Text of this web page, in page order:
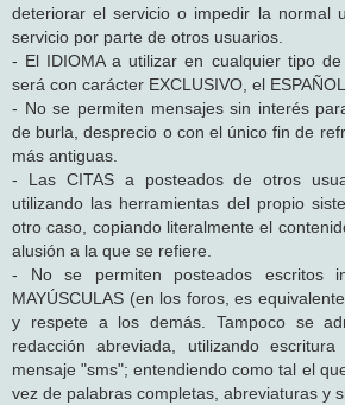
deteriorar el servicio o impedir la normal
servicio por parte de otros usuarios.
- El IDIOMA a utilizar en cualquier tipo
será con carácter EXCLUSIVO, el ESPAÑOL.
- No se permiten mensajes sin interés
de burla, desprecio o con el único fin de
más antiguas.
- Las CITAS a posteados de otros
utilizando las herramientas del propio
otro caso, copiando literalmente el
alusión a la que se refiere.
- No se permiten posteados escritos
MAYÚSCULAS (en los foros, es
y respete a los demás. Tampoco se
redacción abreviada, utilizando
mensaje "sms"; entendiendo como tal el
vez de palabras completas, abreviaturas y